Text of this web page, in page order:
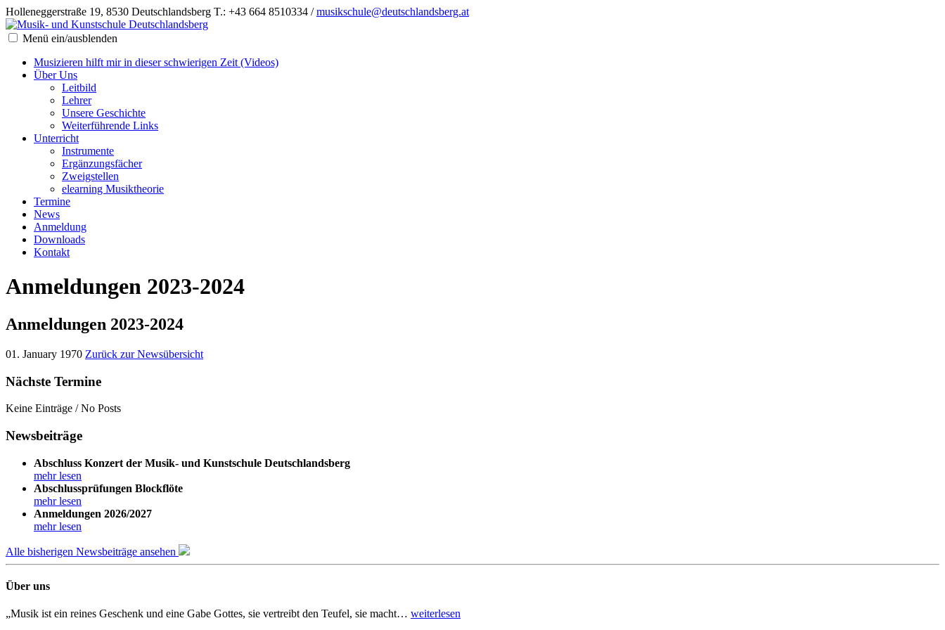
Holleneggerstraße 19, 8530 Deutschlandsberg T.: +43 664 8510334 /musikschule@deutschlandsberg.at
Menü ein/ausblenden
Musizieren hilft mir in dieser schwierigen Zeit (Videos)
Über Uns
Leitbild
Lehrer
Unsere Geschichte
Weiterführende Links
Unterricht
Instrumente
Ergänzungsfächer
Zweigstellen
elearning Musiktheorie
Termine
News
Anmeldung
Downloads
Kontakt
Anmeldungen 2023-2024
Anmeldungen 2023-2024
01. January 1970 Zurück zur Newsübersicht
Nächste Termine
Keine Einträge / No Posts
Newsbeiträge
Abschluss Konzert der Musik- und Kunstschule Deutschlandsberg
mehr lesen
Abschlussprüfungen Blockflöte
mehr lesen
Anmeldungen 2026/2027
mehr lesen
Alle bisherigen Newsbeiträge ansehen
Über uns
„Musik ist ein reines Geschenk und eine Gabe Gottes, sie vertreibt den Teufel, sie macht… weiterlesen